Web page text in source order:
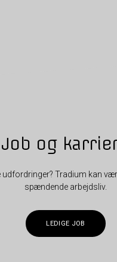
Job og
udfordringer? Tradium kan
spændende arbejdsliv.
LEDIGE JOB